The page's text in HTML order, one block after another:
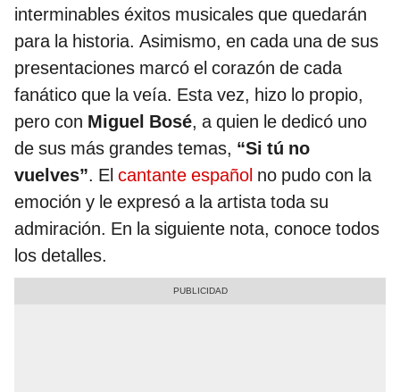
interminables éxitos musicales que quedarán
para la historia. Asimismo, en cada una de sus
presentaciones marcó el corazón de cada
fanático que la veía. Esta vez, hizo lo propio,
pero con Miguel Bosé, a quien le dedicó uno
de sus más grandes temas, “Si tú no
vuelves”. El cantante español no pudo con la
emoción y le expresó a la artista toda su
admiración. En la siguiente nota, conoce todos
los detalles.